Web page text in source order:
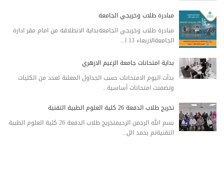
مبادرة طلاب وخريجي الجامعة
مبادرة طلاب وخريجي الجامعةبداية الانطلاقة من امام مقر ادارة
الجامعةالاربعاء 13 ا...
بداية امتحانات جامعة الزعيم الازهري
بدأت اليوم الامتحانات حسب الجداول المعلنة لعدد من الكليات
وتضمنت امتحانات أساسية...
تخريج طلاب الدفعة 26 كلية العلوم الطبية التقنية
بسم الله الرحمن الرحيمتخريج طلاب الدفعة 26 كلية العلوم الطبية
التقنيةتم بحمد الل...